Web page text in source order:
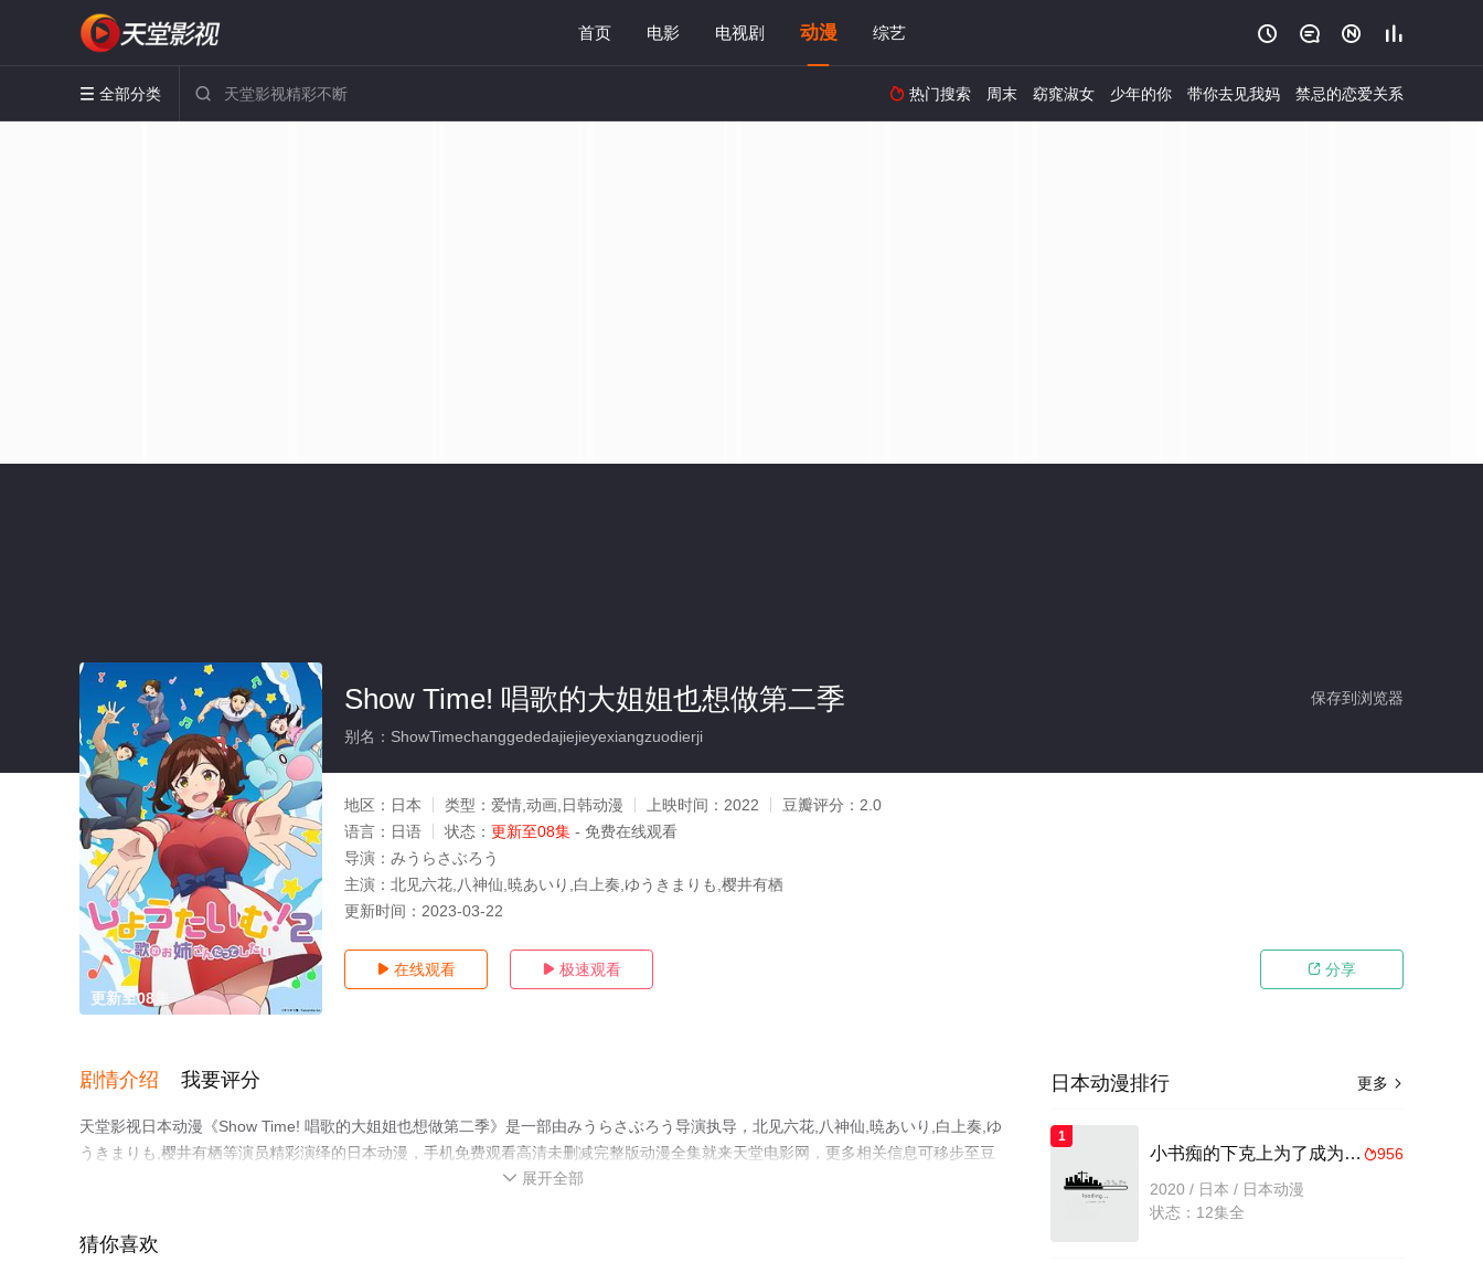
首页 电影 电视剧 动漫 综艺    
 全部分类   热门搜索 周末 窈窕淑女 少年的你 带你去见我妈 禁忌的恋爱关系
更新至08集
保存到浏览器
Show Time! 唱歌的大姐姐也想做第二季
别名：ShowTimechanggededajiejieyexiangzuodierji
地区： 日本 类型： 爱情,动画,日韩动漫 上映时间： 2022 豆瓣评分： 2.0
语言： 日语 状态： 更新至08集 - 免费在线观看
导演： みうらさぶろう
主演： 北见六花,八神仙,暁あいり,白上奏,ゆうきまりも,樱井有栖
更新时间： 2023-03-22
 在线观看  极速观看  分享
剧情介绍 我要评分
天堂影视日本动漫《Show Time! 唱歌的大姐姐也想做第二季》是一部由みうらさぶろう导演执导，北见六花,八神仙,暁あいり,白上奏,ゆ
うきまりも,樱井有栖等演员精彩演绎的日本动漫，手机免费观看高清未删减完整版动漫全集就来天堂电影网，更多相关信息可移步至豆
 展开全部
猜你喜欢
更多 
日本动漫排行
1
956
小书痴的下克上为了成为图书管理员不择手段！第二季
2020 / 日本 / 日本动漫
状态：12集全